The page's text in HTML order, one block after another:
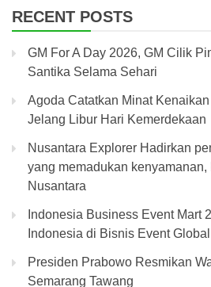
RECENT POSTS
GM For A Day 2026, GM Cilik
Santika Selama Sehari
Agoda Catatkan Minat
Jelang Libur Hari Kemerdekaan
Nusantara Explorer Hadirkan
yang memadukan
Nusantara
Indonesia Business Event Mart
Indonesia di Bisnis Event Global
Presiden Prabowo Resmikan
Semarang Tawang